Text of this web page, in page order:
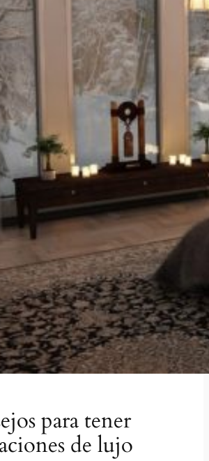
para tener
de lujo